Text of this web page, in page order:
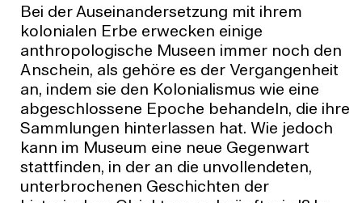
Bei der Auseinandersetzung mit ihrem
kolonialen Erbe erwecken einige
anthropologische Museen immer noch den
Anschein, als gehöre es der Vergangenheit
an, indem sie den Kolonialismus wie eine
abgeschlossene Epoche behandeln, die ihre
Sammlungen hinterlassen hat. Wie jedoch
kann im Museum eine neue Gegenwart
stattfinden, in der an die unvollendeten,
unterbrochenen Geschichten der